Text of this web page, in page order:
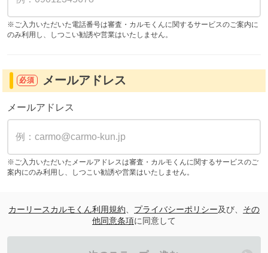
※ご入力いただいた電話番号は審査・カルモくんに関するサービスのご案内に
のみ利用し、しつこい勧誘や営業はいたしません。
必須 メールアドレス
メールアドレス
※ご入力いただいたメールアドレスは審査・カルモくんに関するサービスのご
案内にのみ利用し、しつこい勧誘や営業はいたしません。
カーリースカルモくん利用規約 プライバシーポリシー及び、 その
他同意条項に同意して